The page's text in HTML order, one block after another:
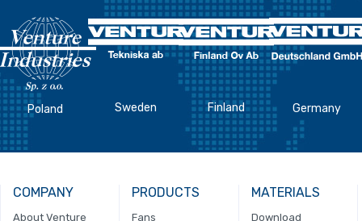
Poland Sweden Finland Germany
COMPANY
About Venture
PRODUCTS
Fans
MATERIALS
Download